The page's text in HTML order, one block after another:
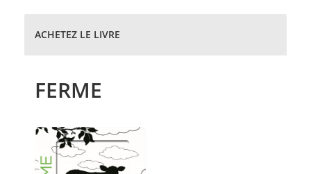
ACHETEZ LE LIVRE
FERME